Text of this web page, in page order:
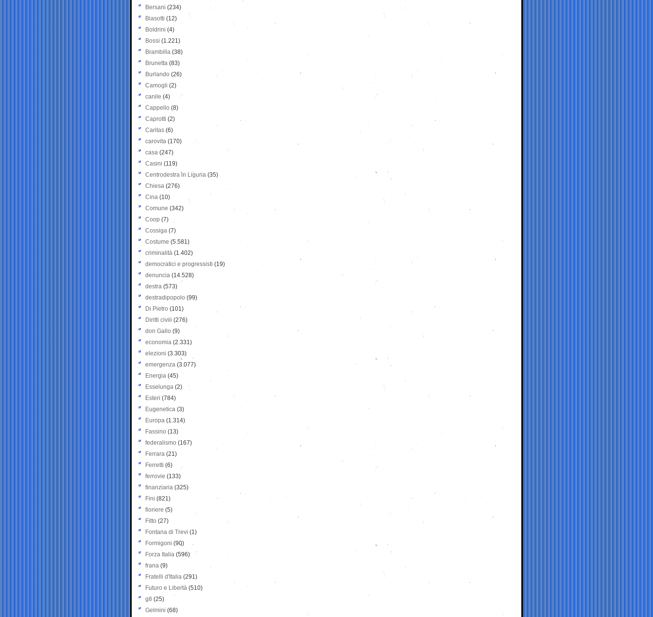
Bersani (234)
Biasotti (12)
Boldrini (4)
Bossi (1.221)
Brambilla (38)
Brunetta (83)
Burlando (26)
Camogli (2)
canile (4)
Cappello (8)
Caprotti (2)
Caritas (6)
carovita (170)
casa (247)
Casini (119)
Centrodestra in Liguria (35)
Chiesa (276)
Cina (10)
Comune (342)
Coop (7)
Cossiga (7)
Costume (5.581)
criminalità (1.402)
democratici e progressisti (19)
denuncia (14.528)
destra (573)
destradipopolo (99)
Di Pietro (101)
Diritti civili (276)
don Gallo (9)
economia (2.331)
elezioni (3.303)
emergenza (3.077)
Energia (45)
Esselunga (2)
Esteri (784)
Eugenetica (3)
Europa (1.314)
Fassino (13)
federalismo (167)
Ferrara (21)
Ferretti (6)
ferrovie (133)
finanziaria (325)
Fini (821)
fioriere (5)
Fitto (27)
Fontana di Trevi (1)
Formigoni (90)
Forza Italia (596)
frana (9)
Fratelli d'Italia (291)
Futuro e Libertà (510)
g8 (25)
Gelmini (68)